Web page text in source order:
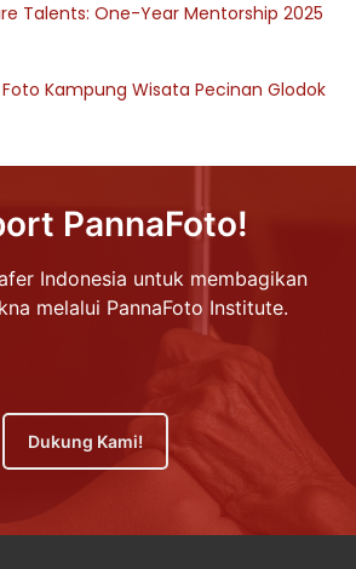
Talents: One-Year Mentorship 2025
Kampung Wisata Pecinan Glodok
PannaFoto!
Indonesia untuk membagikan
melalui PannaFoto Institute.
Dukung Kami!